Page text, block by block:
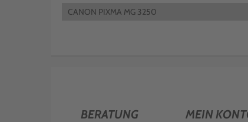
CANON PIXMA MG 3250
BERATUNG MEIN